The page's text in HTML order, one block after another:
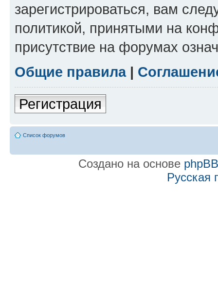
зарегистрироваться, вам
политикой, принятыми на
присутствие на форумах
Общие правила|
Регистрация
Список форумов
Создано на основе phpBB
Русская